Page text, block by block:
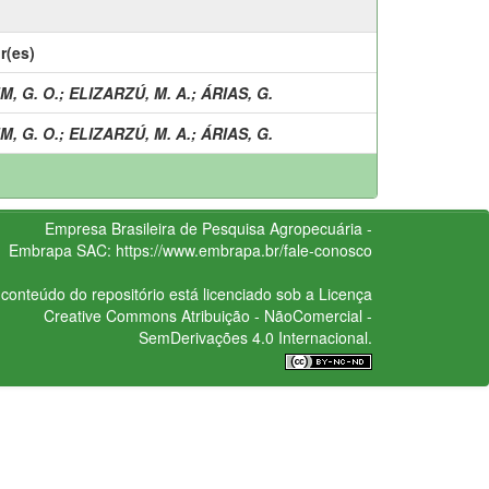
G. O.; ELIZARZÚ, M. A.; ÁRIAS, G.
G. O.; ELIZARZÚ, M. A.; ÁRIAS, G.
Empresa Brasileira de Pesquisa Agropecuária -
Embrapa SAC: https://www.embrapa.br/fale-conosco
do repositório está licenciado sob a Licença
Creative CommonsAtribuição - NãoComercial -
SemDerivações 4.0 Internacional.